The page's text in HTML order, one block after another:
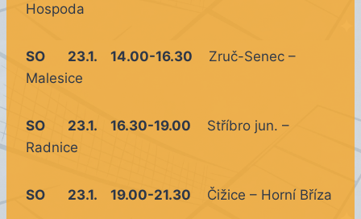
Hospoda
SO 23.1. 14.00-16.30 Zruč-Senec –
Malesice
SO 23.1. 16.30-19.00 Stříbro jun. –
Radnice
SO 23.1. 19.00-21.30 Čižice – Horní Bříza